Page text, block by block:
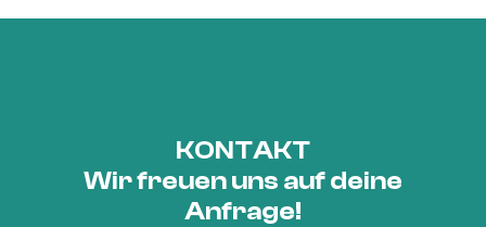
KONTAKT
Wir freuen uns auf deine
Anfrage!